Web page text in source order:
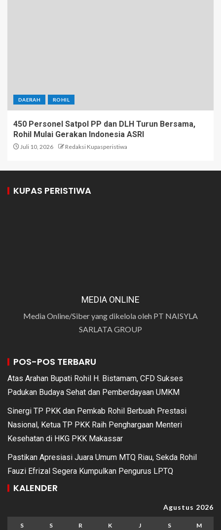
DAERAH ROHIL
450 Personel Satpol PP dan DLH Turun Bersama,
Rohil Mulai Gerakan Indonesia ASRI
Juli 10, 2026 Redaksi Kupasperistiwa
KUPAS PERISTIWA
MEDIA ONLINE
Media Online/Siber yang dikelola oleh PT NAISYLA
SARLATA GROUP
POS-POS TERBARU
Atas Arahan Bupati Rohil H. Bistamam, CFD Sukses
Padukan Budaya Sehat dan Pemberdayaan UMKM
Sinergi TP PKK dan Pemkab Rohil Berbuah Prestasi
Nasional, Ketua TP PKK Raih Penghargaan Menteri
Kesehatan di HKG PKK Makassar
Pastikan Apresiasi Juara Umum MTQ Riau, Sekda Rohil
Fauzi Efrizal Segera Kumpulkan Pengurus LPTQ
KALENDER
Agustus 2026
S S R K J S M